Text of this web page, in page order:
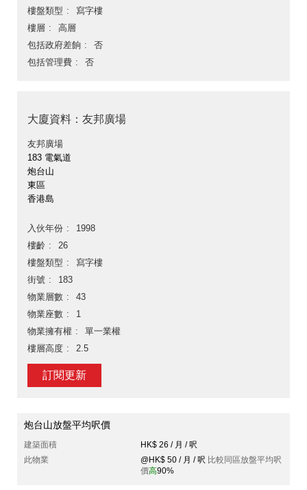
樓盤類型
寫字樓
樓層
高層
包括政府差餉
否
包括管理費
否
大廈資料：友邦廣場
友邦廣場
183 電氣道
炮台山
東區
香港島
入伙年份
1998
樓齡
26
樓盤類型
寫字樓
街號
183
物業層數
43
物業座數
1
物業擁有權
單一業權
樓層高度
2.5
訂閱更新
炮台山放盤平均呎價
建築面積
HK$ 26 / 月 / 呎
此物業
@HK$ 50 / 月 / 呎 比較同區放盤平均呎
價高90%